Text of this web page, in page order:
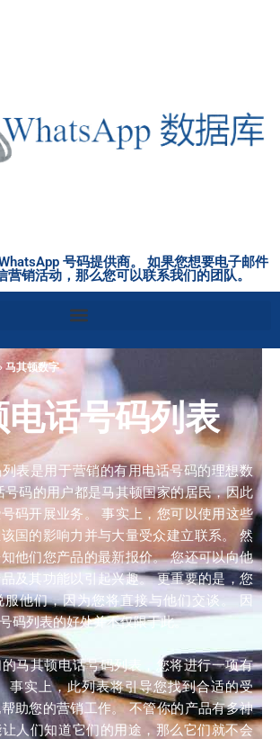
号码提供商。 如果您想要电子邮件
营销活动，那么您可以联系我们的团队。
马其顿数字
话号码列表
表是用于营销的有用电话号码的理想数
号码的用户都是马其顿国家的居民，因此
码开展业务。 事实上，您可以使用这些
国的影响力并与大量受众建立联系。 然
他们您产品的最新报价。 您还可以向他
及其功能以引起兴趣。 更重要的是，您
他们，因为您将直接与他们交谈。 因
码列表的好处并不仅限于此。
马其顿电话号码列表，您将进行一项有
事实上，此列表将引导您找到合适的受
助您的营销工作。 不管你的产品有多神
人们知道它们的用途，那么它们就不会